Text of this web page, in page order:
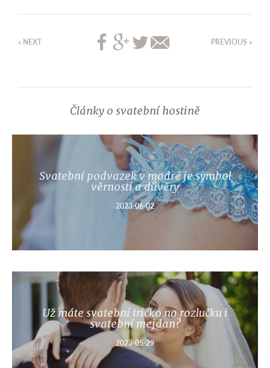
« NEXT PREVIOUS »
Články o svatební hostině
Svatební podvazek v modré je symbol
věrnosti a důvěry
2023-06-02
Už máte svatební tričko na rozlučku i
svatební mejdan?
2023-05-29